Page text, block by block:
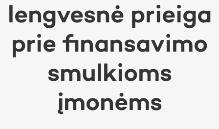
lengvesnė prieiga
prie finansavimo
smulkioms
įmonėms